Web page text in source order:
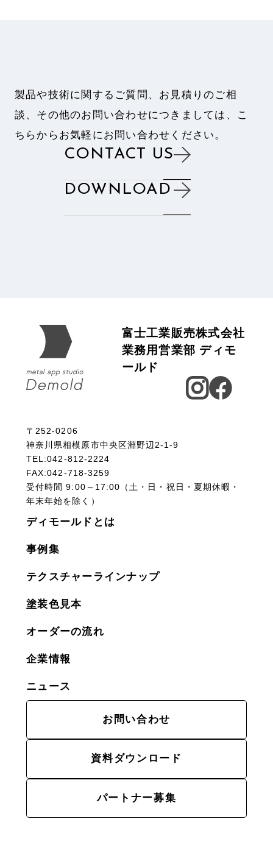
製品や技術に関するご質問、お見積りのご相
談、 その他のお問い合わせにつきましては、
こ
ちらからお気軽にお問い合わせください。
CONTACT US
DOWNLOAD
富士工業販売株式会社
業務用営業部 ディモ
ールド
〒252-0206
神奈川県相模原市中央区淵野辺2-1-9
TEL:042-812-2224
FAX:042-718-3259
受付時間 9:00～17:00（土・日・祝日・夏期休暇・
年末年始を除く）
ディモールドとは
事例集
テクスチャーラインナップ
塗装色見本
オーダーの流れ
企業情報
ニュース
お問い合わせ
資料ダウンロード
パートナー募集